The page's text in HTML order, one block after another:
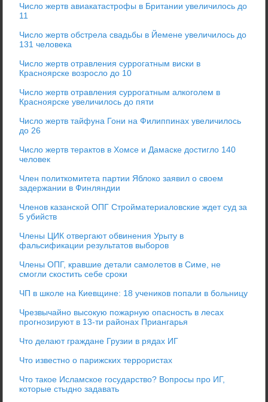
Число жертв авиакатастрофы в Британии увеличилось до
11
Число жертв обстрела свадьбы в Йемене увеличилось до
131 человека
Число жертв отравления суррогатным виски в
Красноярске возросло до 10
Число жертв отравления суррогатным алкоголем в
Красноярске увеличилось до пяти
Число жертв тайфуна Гони на Филиппинах увеличилось
до 26
Число жертв терактов в Хомсе и Дамаске достигло 140
человек
Член политкомитета партии Яблоко заявил о своем
задержании в Финляндии
Членов казанской ОПГ Стройматериаловские ждет суд за
5 убийств
Члены ЦИК отвергают обвинения Урыту в
фальсификации результатов выборов
Члены ОПГ, кравшие детали самолетов в Симе, не
смогли скостить себе сроки
ЧП в школе на Киевщине: 18 учеников попали в больницу
Чрезвычайно высокую пожарную опасность в лесах
прогнозируют в 13-ти районах Приангарья
Что делают граждане Грузии в рядах ИГ
Что известно о парижских террористах
Что такое Исламское государство? Вопросы про ИГ,
которые стыдно задавать